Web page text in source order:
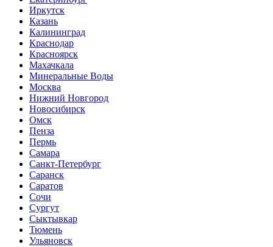
Иркутск
Казань
Калининград
Краснодар
Красноярск
Махачкала
Минеральные Воды
Москва
Нижний Новгород
Новосибирск
Омск
Пенза
Пермь
Самара
Санкт-Петербург
Саранск
Саратов
Сочи
Сургут
Сыктывкар
Тюмень
Ульяновск